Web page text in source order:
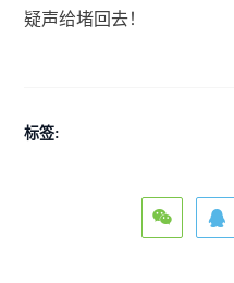
疑声给堵回去！
标签: